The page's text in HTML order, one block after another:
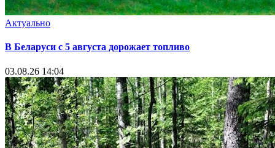
Актуально
В Беларуси с 5 августа дорожает топливо
03.08.26 14:04